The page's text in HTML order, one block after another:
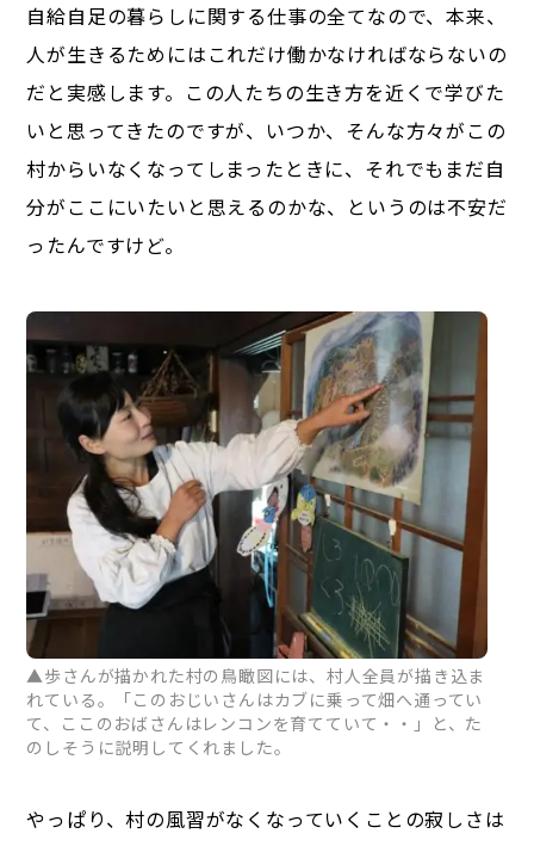
自給自足の暮らしに関する仕事の全てなので、本来、
人が生きるためにはこれだけ働かなければならないの
だと実感します。この人たちの生き方を近くで学びた
いと思ってきたのですが、いつか、そんな方々がこの
村からいなくなってしまったときに、それでもまだ自
分がここにいたいと思えるのかな、というのは不安だ
ったんですけど。
▲歩さんが描かれた村の鳥瞰図には、村人全員が描き込ま
れている。「このおじいさんはカブに乗って畑へ通ってい
て、ここのおばさんはレンコンを育てていて・・」と、た
のしそうに説明してくれました。
やっぱり、村の風習がなくなっていくことの寂しさは